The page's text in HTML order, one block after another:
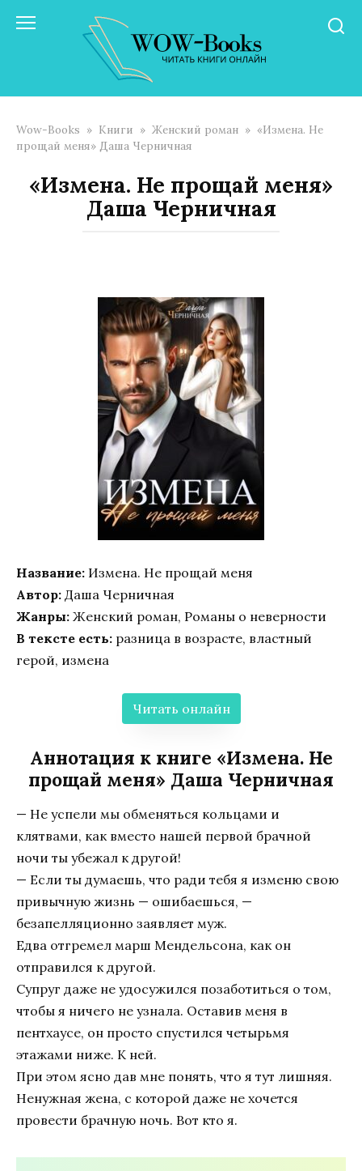
Wow-Books » Книги » Женский роман » «Измена. Не
прощай меня» Даша Черничная
«Измена. Не прощай меня»
Даша Черничная
Название: Измена. Не прощай меня
Автор: Даша Черничная
Жанры: Женский роман, Романы о неверности
В тексте есть: разница в возрасте, властный
герой, измена
Читать онлайн
Аннотация к книге «Измена. Не
прощай меня» Даша Черничная
— Не успели мы обменяться кольцами и
клятвами, как вместо нашей первой брачной
ночи ты убежал к другой!
— Если ты думаешь, что ради тебя я изменю свою
привычную жизнь — ошибаешься, —
безапелляционно заявляет муж.
Едва отгремел марш Мендельсона, как он
отправился к другой.
Супруг даже не удосужился позаботиться о том,
чтобы я ничего не узнала. Оставив меня в
пентхаусе, он просто спустился четырьмя
этажами ниже. К ней.
При этом ясно дав мне понять, что я тут лишняя.
Ненужная жена, с которой даже не хочется
провести брачную ночь. Вот кто я.